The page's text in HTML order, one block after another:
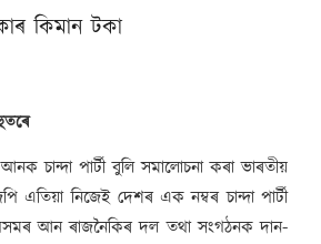
কিমান টকা
আনক চান্দা পাৰ্টী বুলি সমালোচনা কৰা ভাৰতীয়
এতিয়া নিজেই দেশৰ এক নম্বৰ চান্দা পাৰ্টী
অসমৰ আন ৰাজনৈকিৰ দল তথা সংগঠনক দান-